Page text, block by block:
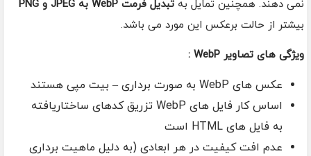
نمی دهند. همچنین تمایل به تبدیل فرمت WebP به JPEG و PNG
بیشتر از حالت برعکس این مورد می باشد.
ویژگی های تصاویر WebP :
عکس های WebP به صورت برداری – بیت مپی هستند
اساس کار فایل های WebP تزریق کدهای ساختاریافته
به فایل های HTML است
عدم افت کیفیت در هر ابعادی (به دلیل ماهیت برداری